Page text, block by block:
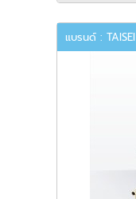
แบรนด์ : TAISEI